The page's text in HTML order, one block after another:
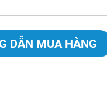
DẪN MUA HÀNG